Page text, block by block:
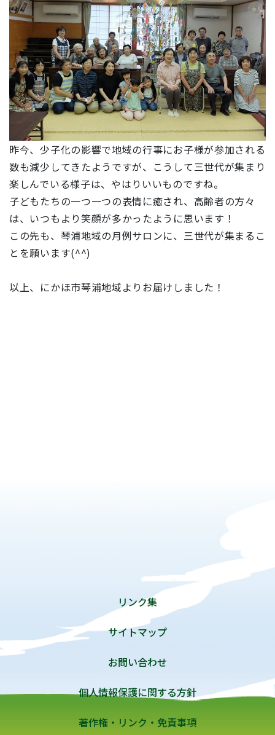
昨今、少子化の影響で地域の行事にお子様が参加される
数も減少してきたようですが、こうして三世代が集まり
楽しんでいる様子は、やはりいいものですね。
子どもたちの一つ一つの表情に癒され、高齢者の方々
は、いつもより笑顔が多かったように思います！
この先も、琴浦地域の月例サロンに、三世代が集まるこ
とを願います(^^)
以上、にかほ市琴浦地域よりお届けしました！
リンク集
サイトマップ
お問い合わせ
個人情報保護に関する方針
著作権・リンク・免責事項